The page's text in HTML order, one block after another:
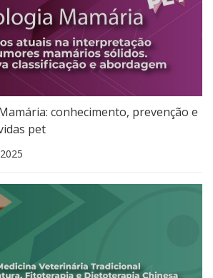
conhecimento, prevenção e
pet